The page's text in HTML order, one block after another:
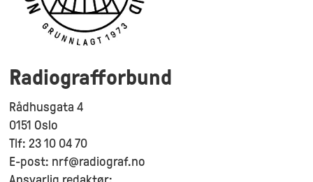
Radiografforbund
Rådhusgata 4
0151 Oslo
Tlf: 23 10 04 70
E-post: nrf@radiograf.no